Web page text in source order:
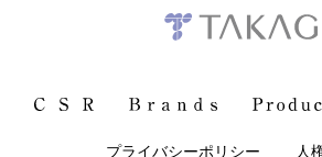
プライバシーポリシー 人